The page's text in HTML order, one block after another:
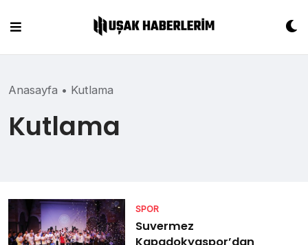
content
Anasayfa • Kutlama
Kutlama
SPOR
Suvermez